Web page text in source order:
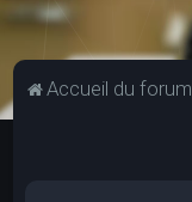
Accueil du forum